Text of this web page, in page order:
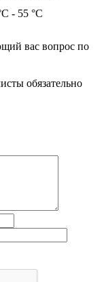
- 55 °С
вас вопрос по
обязательно